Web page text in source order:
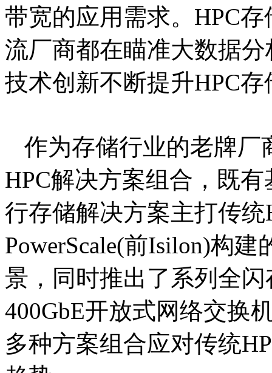
带宽的应用需求。HPC
流厂商都在瞄准大数据
技术创新不断提升HPC
作为存储行业的老牌厂
HPC解决方案组合，既有
行存储解决方案主打传
PowerScale(前Isilon)构
景，同时推出了系列全闪
400GbE开放式网络交换
多种方案组合应对传统